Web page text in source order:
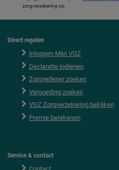
zorgverzekering op.
Direct regelen
Inloggen Mijn VGZ
Declaratie indienen
Zorgverlener zoeken
Vergoeding zoeken
VGZ Zorgverzekering bekijken
Premie berekenen
Service & contact